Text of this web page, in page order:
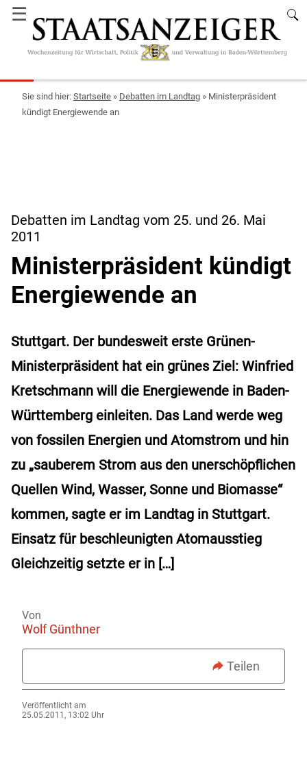
☰
Startseite » Debatten im Landtag » Ministerpräsident
kündigt Energiewende an
Debatten im Landtag vom 25. und 26. Mai
2011
Ministerpräsident kündigt
Energiewende an
Stuttgart. Der bundesweit erste Grünen-
Ministerpräsident hat ein grünes Ziel: Winfried
Kretschmann will die Energiewende in Baden-
Württemberg einleiten. Das Land werde weg
von fossilen Energien und Atomstrom und hin
zu „sauberem Strom aus den unerschöpflichen
Quellen Wind, Wasser, Sonne und Biomasse“
kommen, sagte er im Landtag in Stuttgart.
Einsatz für beschleunigten Atomausstieg
Gleichzeitig setzte er in […]
Von
Wolf Günthner
Teilen
Veröffentlicht am
25.05.2011, 13:02 Uhr